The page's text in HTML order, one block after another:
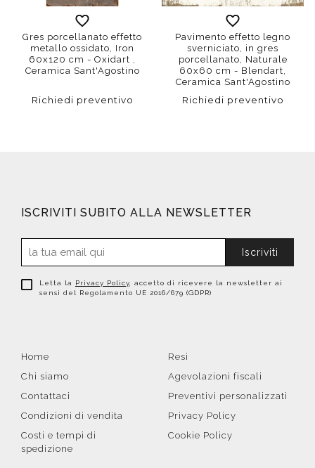
Gres porcellanato effetto
metallo ossidato, Iron
60x120 cm - Oxidart ,
Ceramica Sant'Agostino
Richiedi preventivo
Pavimento effetto legno
sverniciato, in gres
porcellanato, Naturale
60x60 cm - Blendart,
Ceramica Sant'Agostino
Richiedi preventivo
ISCRIVITI SUBITO ALLA NEWSLETTER
Iscriviti
Letta la Privacy Policy , accetto di ricevere la newsletter ai
sensi del Regolamento UE 2016/679 (GDPR)
Home
Chi siamo
Contattaci
Condizioni di vendita
Costi e tempi di
spedizione
Resi
Agevolazioni fiscali
Preventivi personalizzati
Privacy Policy
Cookie Policy